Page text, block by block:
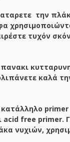
την
τυχόν
καλά
primer
acid free primer.
νυχιών,